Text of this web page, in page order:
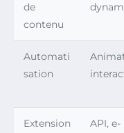
de
contenu
Automati
sation
Extension
API, e-